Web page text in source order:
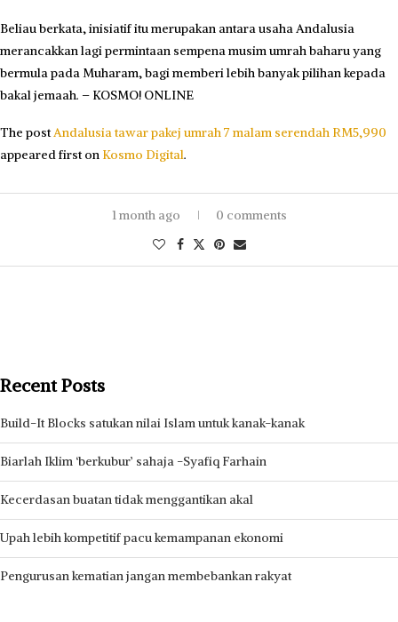
Beliau berkata, inisiatif itu merupakan antara usaha Andalusia
merancakkan lagi permintaan sempena musim umrah baharu yang
bermula pada Muharam, bagi memberi lebih banyak pilihan kepada
bakal jemaah. – KOSMO! ONLINE
The postAndalusia tawar pakej umrah 7 malam serendah RM5,990
appeared first on Kosmo Digital.
1 month ago 0 comments
Recent Posts
Build-It Blocks satukan nilai Islam untuk kanak-kanak
Biarlah Iklim ‘berkubur’ sahaja -Syafiq Farhain
Kecerdasan buatan tidak menggantikan akal
Upah lebih kompetitif pacu kemampanan ekonomi
Pengurusan kematian jangan membebankan rakyat